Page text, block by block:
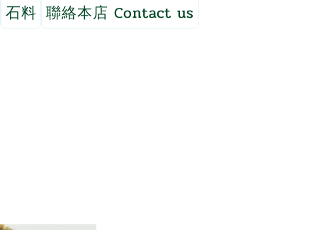
石料 聯絡本店 Contact us